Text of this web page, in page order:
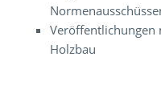
Veröffentlichungen
Holzbau